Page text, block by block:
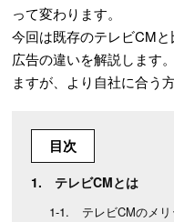
って変わります。
今回は既存のテレビCM
広告の違いを解説します
ますが、より自社に合う
目次
テレビCMとは
テレビCMのメ